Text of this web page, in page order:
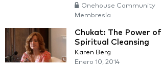
Onehouse Community
Membresía
Chukat: The Power of
Spiritual Cleansing
Karen Berg
Enero 10, 2014